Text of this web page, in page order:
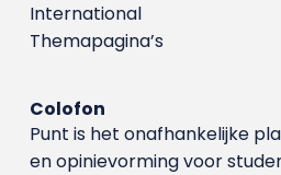
International
Themapagina’s
Colofon
Punt is het onafhankelijke
en opinievorming voor